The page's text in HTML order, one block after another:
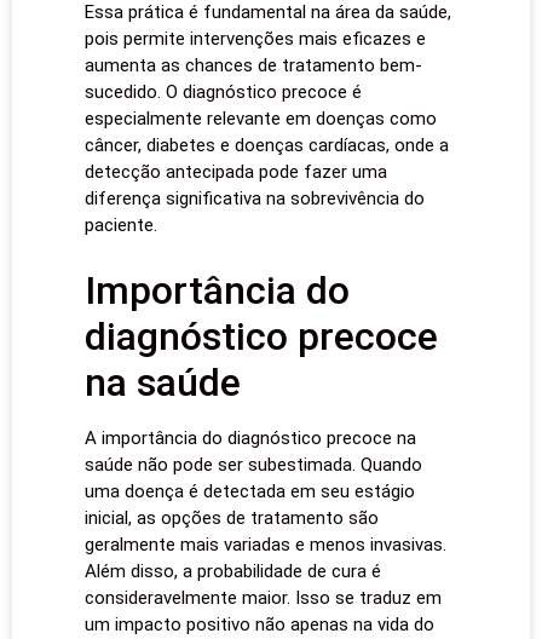
Essa prática é fundamental na área da saúde,
pois permite intervenções mais eficazes e
aumenta as chances de tratamento bem-
sucedido. O diagnóstico precoce é
especialmente relevante em doenças como
câncer, diabetes e doenças cardíacas, onde a
detecção antecipada pode fazer uma
diferença significativa na sobrevivência do
paciente.
Importância do
diagnóstico precoce
na saúde
A importância do diagnóstico precoce na
saúde não pode ser subestimada. Quando
uma doença é detectada em seu estágio
inicial, as opções de tratamento são
geralmente mais variadas e menos invasivas.
Além disso, a probabilidade de cura é
consideravelmente maior. Isso se traduz em
um impacto positivo não apenas na vida do